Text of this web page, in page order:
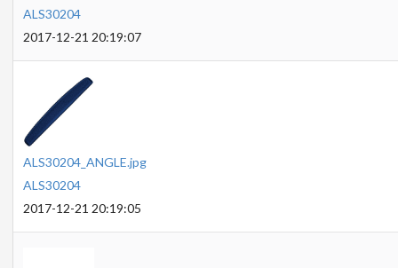
ALS30204
2017-12-21 20:19:07
ALS30204_ANGLE.jpg
ALS30204
2017-12-21 20:19:05